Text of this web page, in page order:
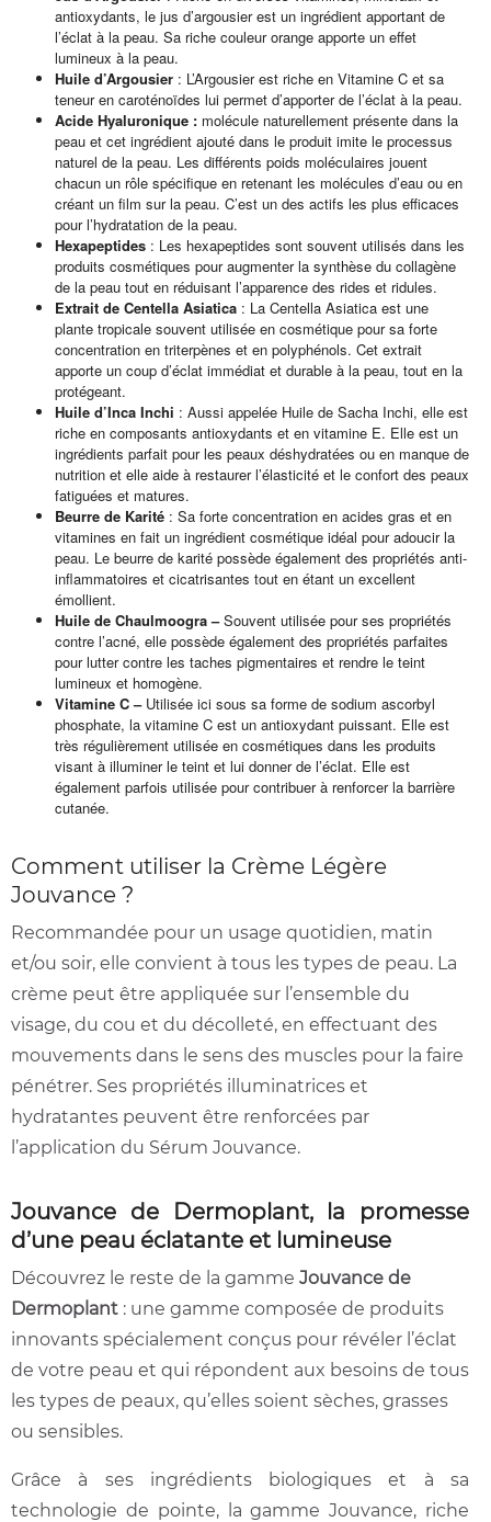
antioxydants, le jus d’argousier est un ingrédient apportant de
l’éclat à la peau. Sa riche couleur orange apporte un effet
lumineux à la peau.
Huile d’Argousier : L’Argousier est riche en Vitamine C et sa
teneur en caroténoïdes lui permet d’apporter de l’éclat à la peau.
Acide Hyaluronique : molécule naturellement présente dans la
peau et cet ingrédient ajouté dans le produit imite le processus
naturel de la peau. Les différents poids moléculaires jouent
chacun un rôle spécifique en retenant les molécules d’eau ou en
créant un film sur la peau. C’est un des actifs les plus efficaces
pour l’hydratation de la peau.
Hexapeptides : Les hexapeptides sont souvent utilisés dans les
produits cosmétiques pour augmenter la synthèse du collagène
de la peau tout en réduisant l’apparence des rides et ridules.
Extrait de Centella Asiatica : La Centella Asiatica est une
plante tropicale souvent utilisée en cosmétique pour sa forte
concentration en triterpènes et en polyphénols. Cet extrait
apporte un coup d’éclat immédiat et durable à la peau, tout en la
protégeant.
Huile d’Inca Inchi : Aussi appelée Huile de Sacha Inchi, elle est
riche en composants antioxydants et en vitamine E. Elle est un
ingrédients parfait pour les peaux déshydratées ou en manque de
nutrition et elle aide à restaurer l’élasticité et le confort des peaux
fatiguées et matures.
Beurre de Karité : Sa forte concentration en acides gras et en
vitamines en fait un ingrédient cosmétique idéal pour adoucir la
peau. Le beurre de karité possède également des propriétés anti-
inflammatoires et cicatrisantes tout en étant un excellent
émollient.
Huile de Chaulmoogra –Souvent utilisée pour ses propriétés
contre l’acné, elle possède également des propriétés parfaites
pour lutter contre les taches pigmentaires et rendre le teint
lumineux et homogène.
Vitamine C –Utilisée ici sous sa forme de sodium ascorbyl
phosphate, la vitamine C est un antioxydant puissant. Elle est
très régulièrement utilisée en cosmétiques dans les produits
visant à illuminer le teint et lui donner de l’éclat. Elle est
également parfois utilisée pour contribuer à renforcer la barrière
cutanée.
Comment utiliser la Crème Légère
Jouvance ?
Recommandée pour un usage quotidien, matin
et/ou soir, elle convient à tous les types de peau. La
crème peut être appliquée sur l’ensemble du
visage, du cou et du décolleté, en effectuant des
mouvements dans le sens des muscles pour la faire
pénétrer. Ses propriétés illuminatrices et
hydratantes peuvent être renforcées par
l’application du Sérum Jouvance.
Jouvance de Dermoplant, la promesse
d’une peau éclatante et lumineuse
Découvrez le reste de la gamme Jouvance de
Dermoplant : une gamme composée de produits
innovants spécialement conçus pour révéler l’éclat
de votre peau et qui répondent aux besoins de tous
les types de peaux, qu’elles soient sèches, grasses
ou sensibles.
Grâce à ses ingrédients biologiques et à sa
technologie de pointe, la gamme Jouvance, riche